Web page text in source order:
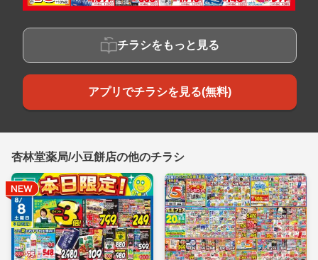
チラシをもっと見る
アプリでチラシを見る(無料)
杏林堂薬局/小豆餅店の他のチラシ